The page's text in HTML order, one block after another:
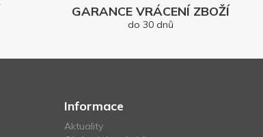
GARANCE VRÁCENÍ ZBOŽÍ
do 30 dnů
Informace
Aktuality